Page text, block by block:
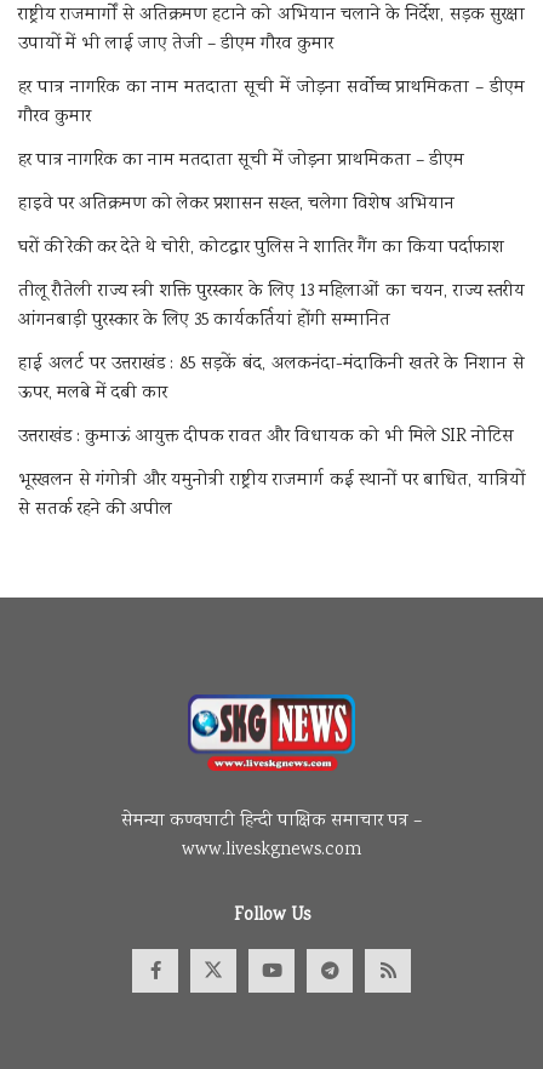
राष्ट्रीय राजमार्गों से अतिक्रमण हटाने को अभियान चलाने के निर्देश, सड़क सुरक्षा
उपायों में भी लाई जाए तेजी – डीएम गौरव कुमार
हर पात्र नागरिक का नाम मतदाता सूची में जोड़ना सर्वोच्च प्राथमिकता – डीएम
गौरव कुमार
हर पात्र नागरिक का नाम मतदाता सूची में जोड़ना प्राथमिकता – डीएम
हाइवे पर अतिक्रमण को लेकर प्रशासन सख्त, चलेगा विशेष अभियान
घरों की रेकी कर देते थे चोरी, कोटद्वार पुलिस ने शातिर गैंग का किया पर्दाफाश
तीलू रौतेली राज्य स्त्री शक्ति पुरस्कार के लिए 13 महिलाओं का चयन, राज्य स्तरीय
आंगनबाड़ी पुरस्कार के लिए 35 कार्यकर्तियां होंगी सम्मानित
हाई अलर्ट पर उत्तराखंड : 85 सड़कें बंद, अलकनंदा-मंदाकिनी खतरे के निशान से
ऊपर, मलबे में दबी कार
उत्तराखंड : कुमाऊं आयुक्त दीपक रावत और विधायक को भी मिले SIR नोटिस
भूस्खलन से गंगोत्री और यमुनोत्री राष्ट्रीय राजमार्ग कई स्थानों पर बाधित, यात्रियों
से सतर्क रहने की अपील
सेमन्या कण्वघाटी हिन्दी पाक्षिक समाचार पत्र –
www.liveskgnews.com
Follow Us